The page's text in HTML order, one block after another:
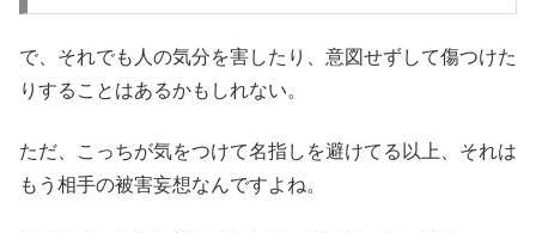
で、それでも人の気分を害したり、意図せずして傷つけた
りすることはあるかもしれない。
ただ、こっちが気をつけて名指しを避けてる以上、それは
もう相手の被害妄想なんですよね。